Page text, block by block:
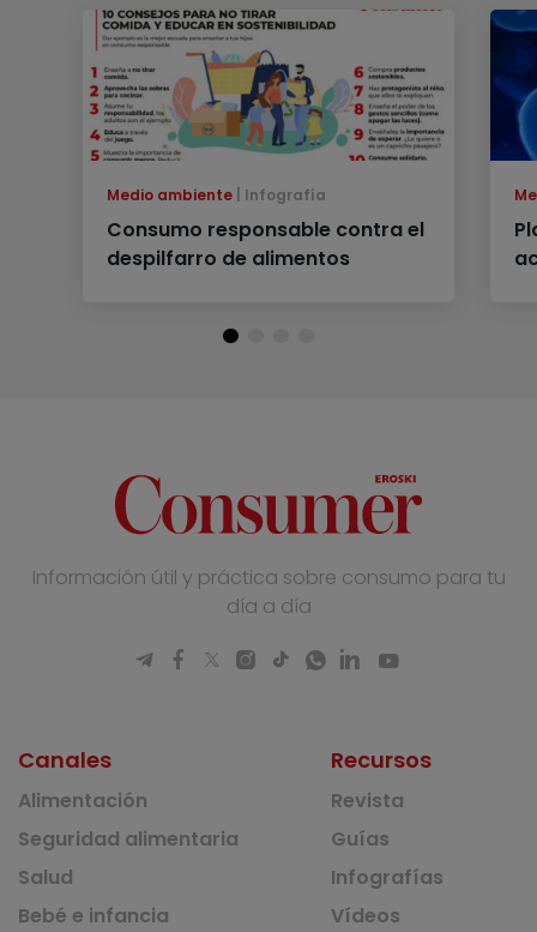
Medio ambiente Infografía
Consumo responsable contra el
despilfarro de alimentos
Información útil y práctica sobre consumo para tu
día a día
Canales
Alimentación
Seguridad alimentaria
Salud
Bebé e infancia
Recursos
Revista
Guías
Infografías
Vídeos